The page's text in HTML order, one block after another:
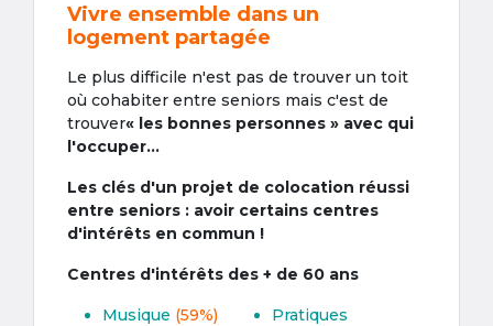
Vivre ensemble dans un
logement partagée
Le plus difficile n'est pas de trouver un toit
où cohabiter entre seniors mais c'est de
trouver« les bonnes personnes » avec qui
l'occuper...
Les clés d'un projet de colocation réussi
entre seniors : avoir certains centres
d'intérêts en commun !
Centres d'intérêts des + de 60 ans
Musique (59%)
Pratiques